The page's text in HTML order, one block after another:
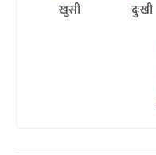
खुसी दुःखी